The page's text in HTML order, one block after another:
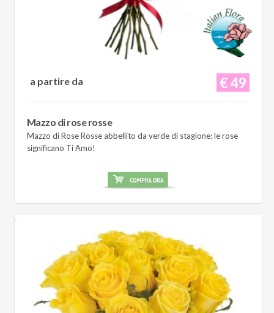
€ 49
a partire da
Mazzo di rose rosse
Mazzo di Rose Rosse abbellito da verde di stagione: le rose
significano Ti Amo!